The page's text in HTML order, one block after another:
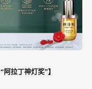
“阿拉丁神灯奖”】